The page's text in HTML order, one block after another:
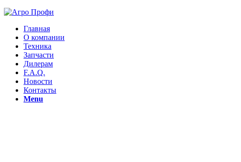
Главная
О компании
Техника
Запчасти
Дилерам
F.A.Q.
Новости
Контакты
Menu